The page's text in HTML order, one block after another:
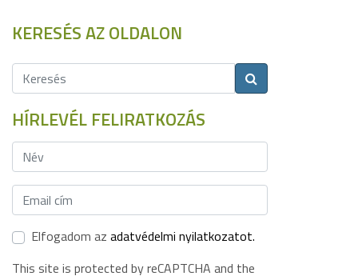
KERESÉS AZ OLDALON
HÍRLEVÉL FELIRATKOZÁS
Elfogadom az adatvédelmi nyilatkozatot.
This site is protected by reCAPTCHA and the